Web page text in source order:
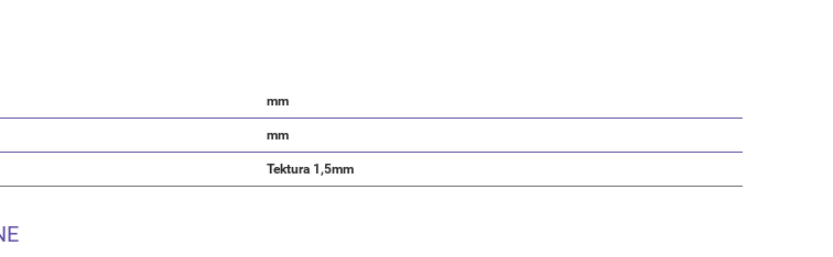
mm
mm
Tektura 1,5mm